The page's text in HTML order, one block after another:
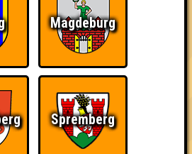
wieder zum
Quiz?!
Knapp daneben!
Magdeburg
Spremberg